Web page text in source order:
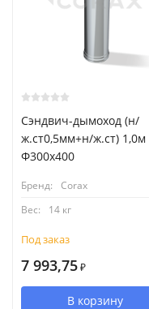
Сэндвич-дымоход (н/
ж.ст0,5мм+н/ж.ст) 1,0м
Ф300х400
Бренд:
Corax
Вес:
14 кг
Под заказ
7 993,75 ₽
В корзину